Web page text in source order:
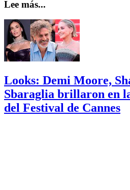
Lee más...
Looks: Demi Moore,
Sbaraglia brillaron en
del Festival de Cannes